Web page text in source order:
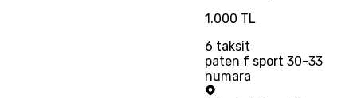
1.000 TL
6 taksit
paten f sport 30-33
numara